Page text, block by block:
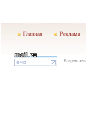
Главная Реклама